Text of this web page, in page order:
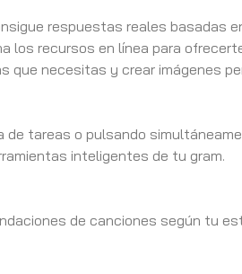
respuestas reales
los recursos en línea para
que necesitas y crear imágenes
de tareas o pulsando
inteligentes de tu gram.
de canciones según tu